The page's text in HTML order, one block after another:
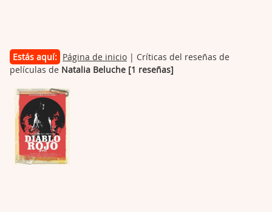
Estás aquí: Página de inicio | Críticas del reseñas de
películas de Natalia Beluche [1 reseñas]